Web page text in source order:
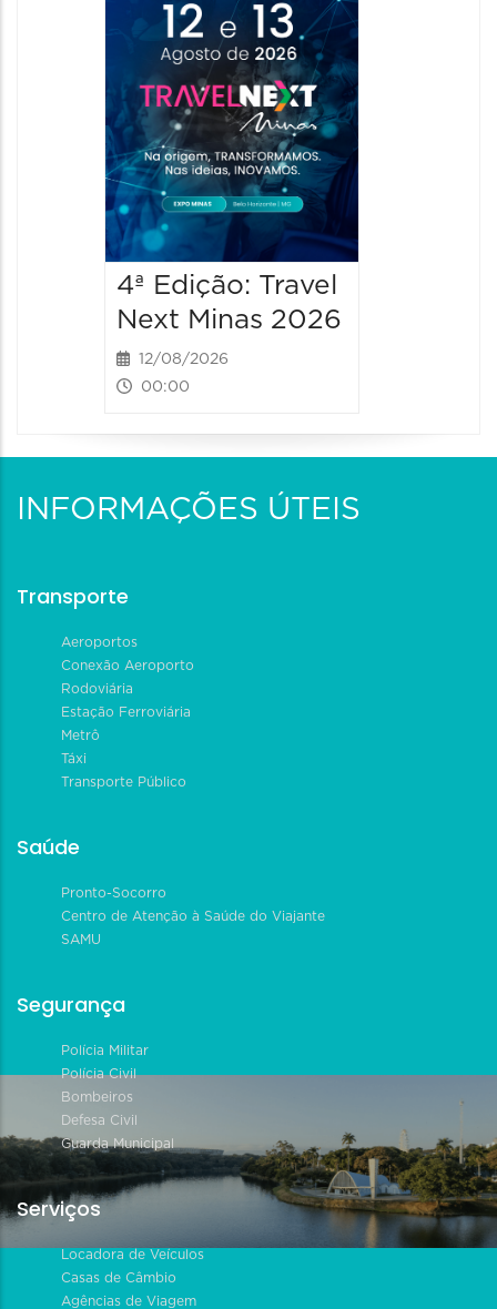
4ª Edição: Travel
Next Minas 2026
12/08/2026
00:00
INFORMAÇÕES ÚTEIS
Transporte
Aeroportos
Conexão Aeroporto
Rodoviária
Estação Ferroviária
Metrô
Táxi
Transporte Público
Saúde
Pronto-Socorro
Centro de Atenção à Saúde do Viajante
SAMU
Segurança
Polícia Militar
Polícia Civil
Bombeiros
Defesa Civil
Guarda Municipal
Serviços
Locadora de Veículos
Casas de Câmbio
Agências de Viagem